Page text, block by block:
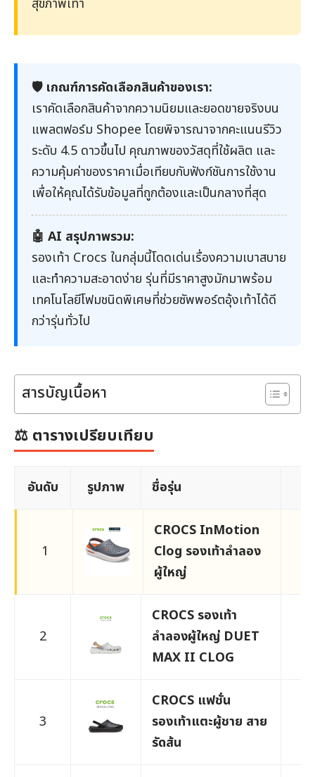
🛡️ เกณฑ์การคัดเลือกสินค้าของเรา:
เราคัดเลือกสินค้าจากความนิยมและยอดขายจริงบน
แพลตฟอร์ม Shopee โดยพิจารณาจากคะแนนรีวิว
ระดับ 4.5 ดาวขึ้นไป คุณภาพของวัสดุที่ใช้ผลิต และ
ความคุ้มค่าของราคาเมื่อเทียบกับฟังก์ชันการใช้งาน
เพื่อให้คุณได้รับข้อมูลที่ถูกต้องและเป็นกลางที่สุด
🤖 AI สรุปภาพรวม:
รองเท้า Crocs ในกลุ่มนี้โดดเด่นเรื่องความเบาสบาย
และทำความสะอาดง่าย รุ่นที่มีราคาสูงมักมาพร้อม
เทคโนโลยีโฟมชนิดพิเศษที่ช่วยซัพพอร์ตอุ้งเท้าได้ดี
กว่ารุ่นทั่วไป
สารบัญเนื้อหา
⚖️ ตารางเปรียบเทียบ
อันดับ รูปภาพ ชื่อรุ่น
1
CROCS InMotion
Clog รองเท้าลำลอง
ผู้ใหญ่
2
CROCS รองเท้า
ลำลองผู้ใหญ่ DUET
MAX II CLOG
3
CROCS แฟชั่น
รองเท้าแตะผู้ชาย สาย
รัดส้น